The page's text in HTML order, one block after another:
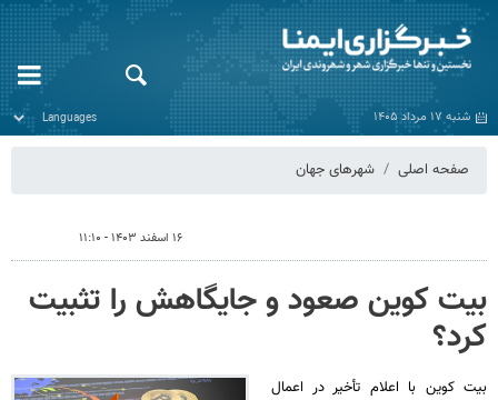
شنبه ۱۷ مرداد ۱۴۰۵
صفحه اصلی شهرهای جهان
۱۶ اسفند ۱۴۰۳ - ۱۱:۱۰
بیت‌ کوین صعود و جایگاهش را تثبیت
کرد؟
بیت‌ کوین با اعلام تأخیر در اعمال